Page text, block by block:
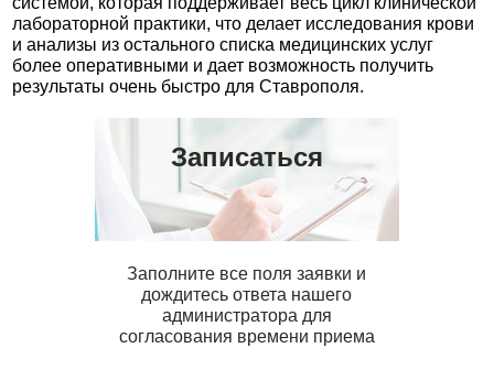
лабораторной практики, что делает исследования крови
и анализы из остального списка медицинских услуг
более оперативными и дает возможность получить
результаты очень быстро для Ставрополя.
Записаться
Заполните все поля заявки и
дождитесь ответа нашего
администратора для
согласования времени приема